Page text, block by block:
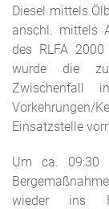
Diesel mittels
anschl. mittels
des RLFA
wurde die
Zwischenfall
Einsatzstelle
Um ca. 09:30
wieder ins